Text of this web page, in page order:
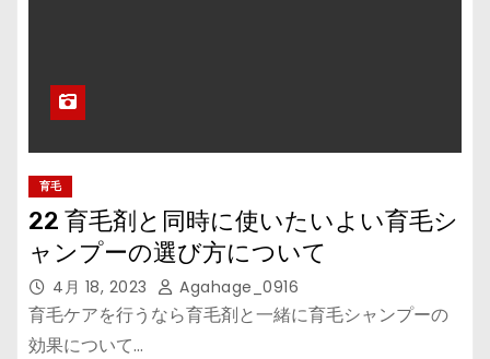
育毛
22 育毛剤と同時に使いたいよい育毛シ
ャンプーの選び方について
4月 18, 2023 Agahage_0916
育毛ケアを行うなら育毛剤と一緒に育毛シャンプーの
効果について…